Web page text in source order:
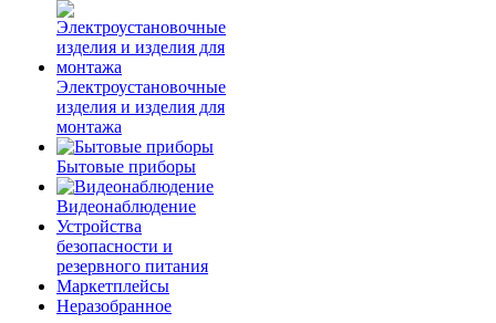
Электроустановочные
изделия и изделия для
монтажа
Бытовые приборы
Видеонаблюдение
Устройства
безопасности и
резервного питания
Маркетплейсы
Неразобранное